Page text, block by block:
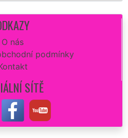
O nás
podmínky
SÍTĚ